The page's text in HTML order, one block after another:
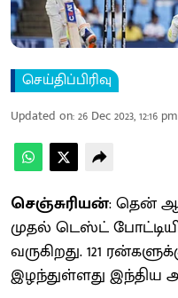
செய்திப்பிரிவு
Updated on:26 Dec 2023, 12:16 pm
செஞ்சுரியன்: தென்
முதல் டெஸ்ட்
வருகிறது. 121
இழந்துள்ளது இந்திய